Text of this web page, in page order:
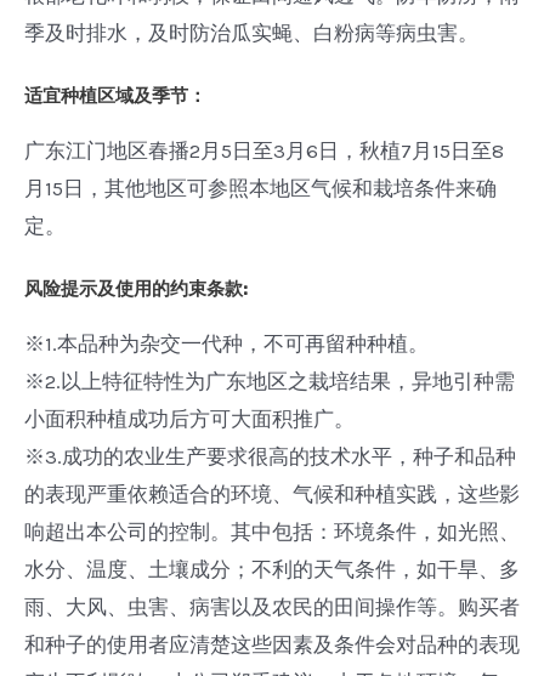
季及时排水，及时防治瓜实蝇、白粉病等病虫害。
适宜种植区域及季节：
广东江门地区春播2月5日至3月6日，秋植7月15日至8
月15日，其他地区可参照本地区气候和栽培条件来确
定。
风险提示及使用的约束条款:
※1.本品种为杂交一代种，不可再留种种植。
※2.以上特征特性为广东地区之栽培结果，异地引种需
小面积种植成功后方可大面积推广。
※3.成功的农业生产要求很高的技术水平，种子和品种
的表现严重依赖适合的环境、气候和种植实践，这些影
响超出本公司的控制。其中包括：环境条件，如光照、
水分、温度、土壤成分；不利的天气条件，如干旱、多
雨、大风、虫害、病害以及农民的田间操作等。购买者
和种子的使用者应清楚这些因素及条件会对品种的表现